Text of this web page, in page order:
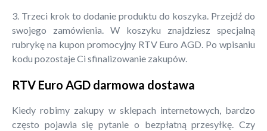
3. Trzeci krok to dodanie produktu do koszyka. Przejdź do
swojego zamówienia. W koszyku znajdziesz specjalną
rubrykę na kupon promocyjny RTV Euro AGD. Po wpisaniu
kodu pozostaje Ci sfinalizowanie zakupów.
RTV Euro AGD darmowa dostawa
Kiedy robimy zakupy w sklepach internetowych, bardzo
często pojawia się pytanie o bezpłatną przesyłkę. Czy